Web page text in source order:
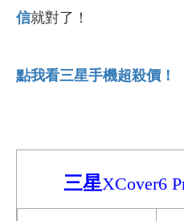
信就對了！
點我看三星手機超殺價！
三星XCover6